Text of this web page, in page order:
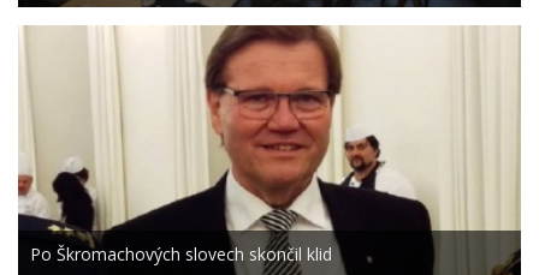
Po Škromachových slovech skončil klid